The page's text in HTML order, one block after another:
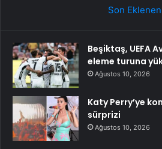
Son Eklenen
Beşiktaş, UEFA
eleme turuna
Ağustos 10, 2026
Katy Perry’ye
sürprizi
Ağustos 10, 2026